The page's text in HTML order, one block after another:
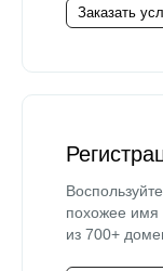
Заказать
похожее имя
из 700+